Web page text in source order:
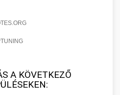
gépi tanulással és
dagasztógépek és
és kereskedelmi
gépek professzionális
Precíziós vágás
beállítással.
Gép
A KÖVETKEZŐ